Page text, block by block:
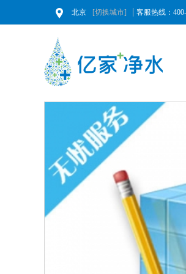
北京 [切换城市] 客服热线：